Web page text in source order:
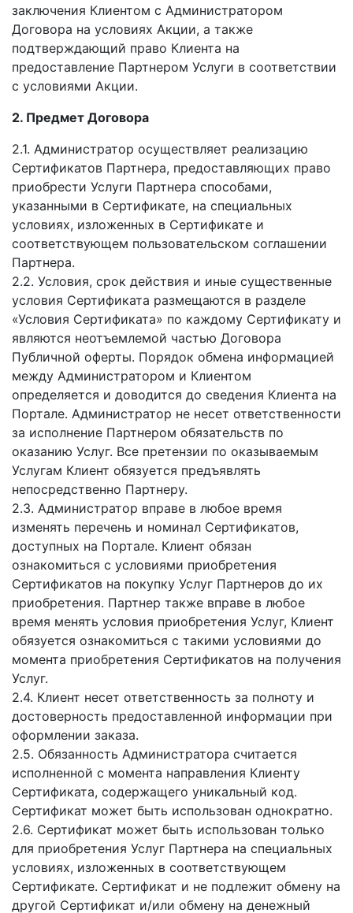
заключения Клиентом с Администратором
Договора на условиях Акции, а также
подтверждающий право Клиента на
предоставление Партнером Услуги в соответствии
с условиями Акции.
2. Предмет Договора
2.1. Администратор осуществляет реализацию
Сертификатов Партнера, предоставляющих право
приобрести Услуги Партнера способами,
указанными в Сертификате, на специальных
условиях, изложенных в Сертификате и
соответствующем пользовательском соглашении
Партнера.
2.2. Условия, срок действия и иные существенные
условия Сертификата размещаются в разделе
«Условия Сертификата» по каждому Сертификату и
являются неотъемлемой частью Договора
Публичной оферты. Порядок обмена информацией
между Администратором и Клиентом
определяется и доводится до сведения Клиента на
Портале. Администратор не несет ответственности
за исполнение Партнером обязательств по
оказанию Услуг. Все претензии по оказываемым
Услугам Клиент обязуется предъявлять
непосредственно Партнеру.
2.3. Администратор вправе в любое время
изменять перечень и номинал Сертификатов,
доступных на Портале. Клиент обязан
ознакомиться с условиями приобретения
Сертификатов на покупку Услуг Партнеров до их
приобретения. Партнер также вправе в любое
время менять условия приобретения Услуг, Клиент
обязуется ознакомиться с такими условиями до
момента приобретения Сертификатов на получения
Услуг.
2.4. Клиент несет ответственность за полноту и
достоверность предоставленной информации при
оформлении заказа.
2.5. Обязанность Администратора считается
исполненной с момента направления Клиенту
Сертификата, содержащего уникальный код.
Сертификат может быть использован однократно.
2.6. Сертификат может быть использован только
для приобретения Услуг Партнера на специальных
условиях, изложенных в соответствующем
Сертификате. Сертификат и не подлежит обмену на
другой Сертификат и/или обмену на денежный